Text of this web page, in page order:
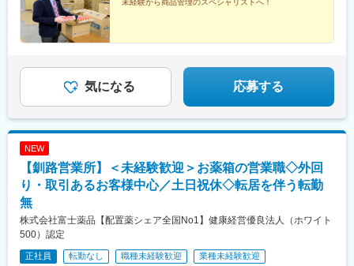
未経験から商品管理のスペシャリストへ！
気になる 応募する
NEW
【釧路営業所】＜未経験歓迎＞お薬箱の営業職◇外回
り・取引あるお客様中心／土日祝休◇転居を伴う転勤
無
株式会社富士薬品【配置薬シェア全国No1】健康経営優良法人（ホワイト
500）認定
正社員 転勤なし 職種未経験歓迎 業種未経験歓迎